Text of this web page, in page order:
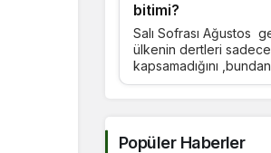
bitimi?
Salı Sofrası Ağustos
ülkenin dertleri
kapsamadığını
Popüler Haberler